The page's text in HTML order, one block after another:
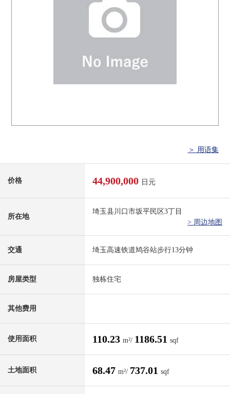
＞ 用语集
价格 44,900,000 日元
所在地
埼玉县川口市坂平民区3丁目
> 周边地图
交通 埼玉高速铁道鸠谷站步行13分钟
房屋类型 独栋住宅
其他费用
使用面积 110.23 m²/ 1186.51 sqf
土地面积 68.47 m²/ 737.01 sqf